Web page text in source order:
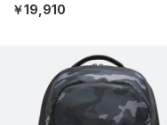
￥19,910